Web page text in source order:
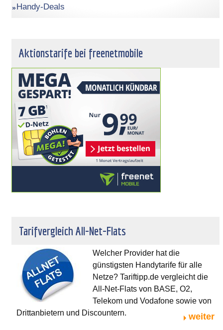
Handy-Deals
Aktionstarife bei freenetmobile
Tarifvergleich All-Net-Flats
Welcher Provider hat die
günstigsten Handytarife für alle
Netze? Tariftipp.de vergleicht die
All-Net-Flats von BASE, O2,
Telekom und Vodafone sowie von
Drittanbietern und Discountern.
weiter